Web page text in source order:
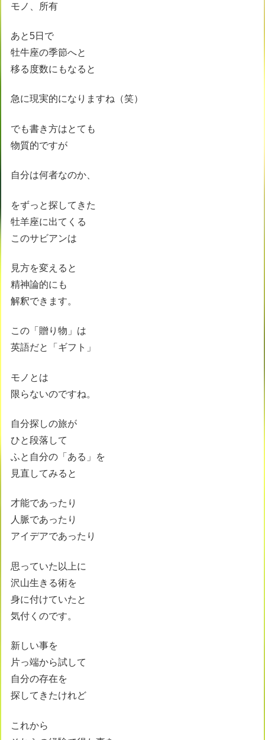
モノ、所有
あと5日で
牡牛座の季節へと
移る度数にもなると
急に現実的になりますね（笑）
でも書き方はとても
物質的ですが
自分は何者なのか、
をずっと探してきた
牡羊座に出てくる
このサビアンは
見方を変えると
精神論的にも
解釈できます。
この「贈り物」は
英語だと「ギフト」
モノとは
限らないのですね。
自分探しの旅が
ひと段落して
ふと自分の「ある」を
見直してみると
才能であったり
人脈であったり
アイデアであったり
思っていた以上に
沢山生きる術を
身に付けていたと
気付くのです。
新しい事を
片っ端から試して
自分の存在を
探してきたけれど
これから